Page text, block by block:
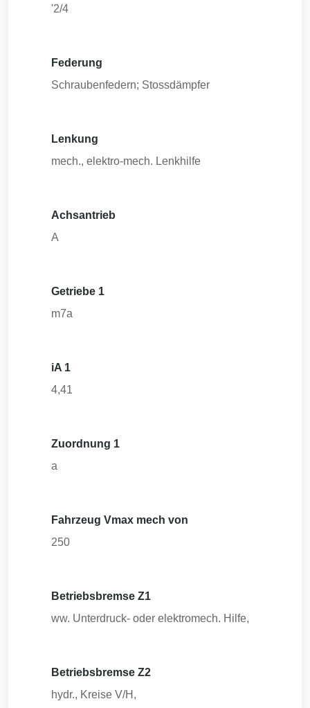
'2/4
Federung
Schraubenfedern; Stossdämpfer
Lenkung
mech., elektro-mech. Lenkhilfe
Achsantrieb
A
Getriebe 1
m7a
iA 1
4,41
Zuordnung 1
a
Fahrzeug Vmax mech von
250
Betriebsbremse Z1
ww. Unterdruck- oder elektromech. Hilfe,
Betriebsbremse Z2
hydr., Kreise V/H,